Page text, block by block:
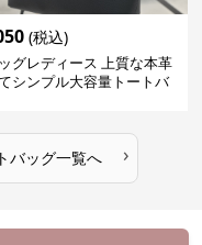
(税込)
グレディース 上質な本革
シンプル大容量トートバ
バッグ一覧へ ›